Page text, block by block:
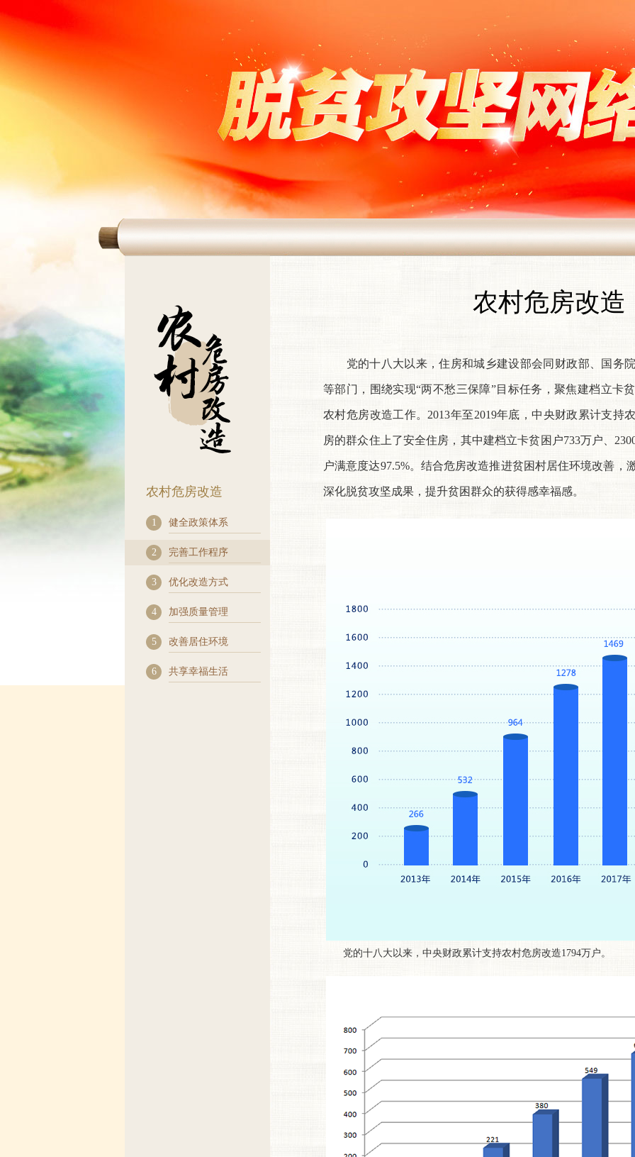
农村危房改造
1 健全政策体系
2 完善工作程序
3 优化改造方式
4 加强质量管理
5 改善居住环境
6 共享幸福生活
农村危房改造
党的十八大以来，住房和城乡建设部会同财政部、国务
等部门，围绕实现“两不愁三保障”目标任务，聚焦建档立卡
农村危房改造工作。2013年至2019年底，中央财政累计支持
房的群众住上了安全住房，其中建档立卡贫困户733万户、
户满意度达97.5%。结合危房改造推进贫困村居住环境改善，
深化脱贫攻坚成果，提升贫困群众的获得感幸福感。
党的十八大以来，中央财政累计支持农村危房改造1794万户。